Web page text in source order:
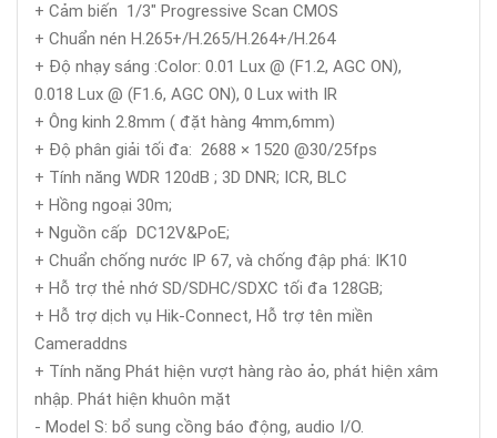
+ Cảm biến 1/3" Progressive Scan CMOS
+ Chuẩn nén H.265+/H.265/H.264+/H.264
+ Độ nhạy sáng :Color: 0.01 Lux @ (F1.2, AGC ON),
0.018 Lux @ (F1.6, AGC ON), 0 Lux with IR
+ Ông kinh 2.8mm ( đặt hàng 4mm,6mm)
+ Độ phân giải tối đa: 2688 × 1520 @30/25fps
+ Tính năng WDR 120dB ; 3D DNR; ICR, BLC
+ Hồng ngoại 30m;
+ Nguồn cấp DC12V&PoE;
+ Chuẩn chống nước IP 67, và chống đập phá: IK10
+ Hỗ trợ thẻ nhớ SD/SDHC/SDXC tối đa 128GB;
+ Hỗ trợ dịch vụ Hik-Connect, Hỗ trợ tên miền
Cameraddns
+ Tính năng Phát hiện vượt hàng rào ảo, phát hiện xâm
nhập. Phát hiện khuôn mặt
- Model S: bổ sung cồng báo động, audio I/O.